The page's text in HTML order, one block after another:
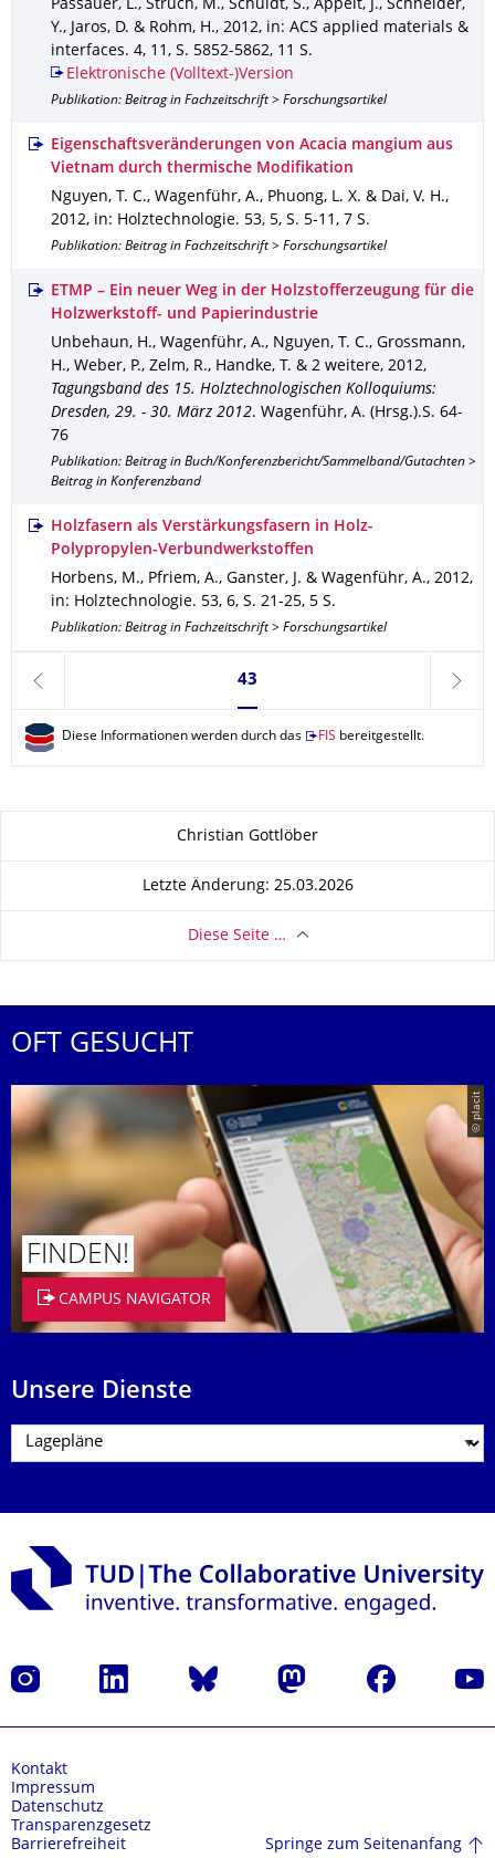
Passauer, L., Struch, M., Schuldt, S., Appelt, J., Schneider,
Y., Jaros, D. & Rohm, H., 2012, in: ACS applied materials &
interfaces. 4, 11 , S. 5852-5862, 11 S.
Elektronische (Volltext-)Version
Publikation: Beitrag in Fachzeitschrift > Forschungsartikel
Eigenschaftsveränderungen von Acacia mangium aus
Vietnam durch thermische Modifikation
Nguyen, T. C., Wagenführ, A., Phuong, L. X. & Dai, V. H.,
2012, in: Holztechnologie. 53, 5, S. 5-11 , 7 S.
Publikation: Beitrag in Fachzeitschrift > Forschungsartikel
ETMP – Ein neuer Weg in der Holzstofferzeugung für die
Holzwerkstoff- und Papierindustrie
Unbehaun, H., Wagenführ, A., Nguyen, T. C., Grossmann,
H., Weber, P., Zelm, R., Handke, T. & 2 weitere, 2012,
Tagungsband des 15. Holztechnologischen Kolloquiums:
Dresden, 29. - 30. März 2012. Wagenführ, A. (Hrsg.).S. 64-
76
Publikation: Beitrag in Buch/Konferenzbericht/Sammelband/Gutachten >
Beitrag in Konferenzband
Holzfasern als Verstärkungsfasern in Holz-
Polypropylen-Verbundwerkstoffen
Horbens, M., Pfriem, A., Ganster, J. & Wagenführ, A., 2012,
in: Holztechnologie. 53, 6, S. 21-25, 5 S.
Publikation: Beitrag in Fachzeitschrift > Forschungsartikel
zurück
Seite 43, aktuell ausgewählt
43
weiter
Diese Informationen werden durch das FIS bereitgestellt.
Christian Gottlöber
Letzte Änderung: 25.03.2026
Diese Seite …
OFT GESUCHT
© placit
FINDEN!
CAMPUS NAVIGATOR
Unsere Dienste
Instagram LinkedIn Bluesky Mastodon Facebook
Kontakt
Impressum
Datenschutz
Transparenzgesetz
Barrierefreiheit
Springe zum Seitenanfang